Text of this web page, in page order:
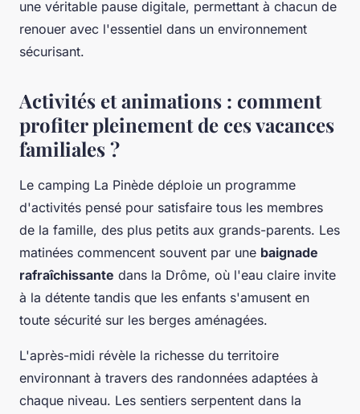
une véritable pause digitale, permettant à chacun de
renouer avec l'essentiel dans un environnement
sécurisant.
Activités et animations : comment
profiter pleinement de ces vacances
familiales ?
Le camping La Pinède déploie un programme
d'activités pensé pour satisfaire tous les membres
de la famille, des plus petits aux grands-parents. Les
matinées commencent souvent par une baignade
rafraîchissante dans la Drôme, où l'eau claire invite
à la détente tandis que les enfants s'amusent en
toute sécurité sur les berges aménagées.
L'après-midi révèle la richesse du territoire
environnant à travers des randonnées adaptées à
chaque niveau. Les sentiers serpentent dans la